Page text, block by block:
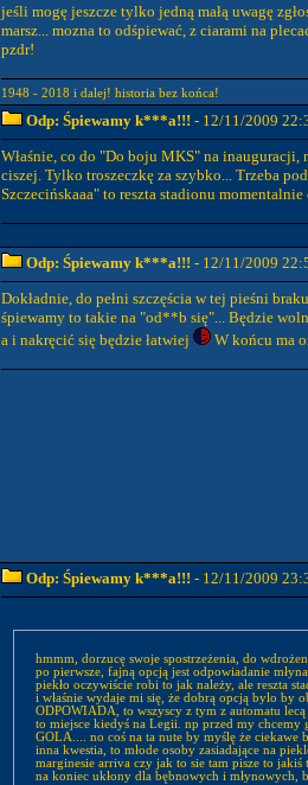
jeśli mogę jeszcze tylko jedną małą uwagę
marsz... mozna to odśpiewać, z ciarami na
pzdr!
1948 - 2018 i dalej! historia bez końca!
Odp: Śpiewamy k***a!!! - 12/11/2009
Właśnie, co do "Do boju MKS" na inauguracji,
ciszej. Tylko troszeczkę za szybko... Trzeba
Szczecińskaaa" to reszta stadionu momentalnie
Odp: Śpiewamy k***a!!! - 12/11/2009
Dokładnie, do pełni szczęścia w tej pieśni
śpiewamy to takie na "od**b się"... Będzie
a i nakręcić się będzie łatwiej
W końcu ma
Odp: Śpiewamy k***a!!! - 12/11/2009
hmmm, dorzucę swoje spostrzeżenia, do
po pierwsze, fajną opcją jest odpowiadanie
piekło oczywiście robi to jak należy, ale reszta
i właśnie wydaje mi się, że dobrą opcją bylo
ODPOWIADA, to wszyscy z tym z automatu
to miejsce kiedyś na Legii. np przed my
GOLA.... no coś na ta nute by myślę że ciekawe
inna kwestia, to młode osoby zasiadające na
marginesie arriva czy jak to sie tam pisze to
na koniec ukłony dla bębnowych i